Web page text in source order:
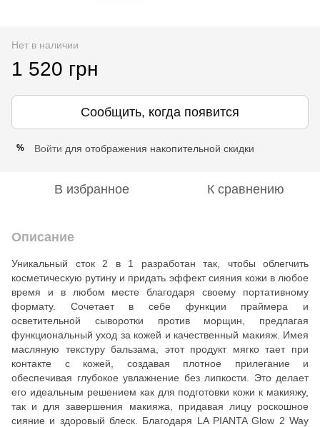
Нет в наличии
1 520 грн
Сообщить, когда появится
% Войти для отображения накопительной скидки
В избранное К сравнению
Описание
Уникальный сток 2 в 1 разработан так, чтобы облегчить
косметическую рутину и придать эффект сияния кожи в любое
время и в любом месте благодаря своему портативному
формату. Сочетает в себе функции праймера и
осветительной сыворотки против морщин, предлагая
функциональный уход за кожей и качественный макияж. Имея
масляную текстуру бальзама, этот продукт мягко тает при
контакте с кожей, создавая плотное прилегание и
обеспечивая глубокое увлажнение без липкости. Это делает
его идеальным решением как для подготовки кожи к макияжу,
так и для завершения макияжа, придавая лицу роскошное
сияние и здоровый блеск. Благодаря LA PIANTA Glow 2 Way